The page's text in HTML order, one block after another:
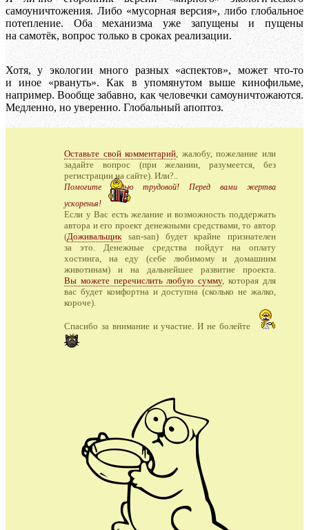
самоуничтожения. Либо «мусорная версия», либо глобальное
потепление. Оба механизма уже запущены и пущены
на самотёк, вопрос только в сроках реализации.
Хотя, у экологии много разных «аспектов», может что-то
и иное «рвануть». Как в упомянутом выше кинофильме,
например. Вообще забавно, как человечки самоуничтожаются.
Медленно, но уверенно. Глобальный апоптоз.
Оставьте свой комментарий, жалобу, пожелание или
задайте вопрос (при желании, разумеется, без
регистрации на сайте). Или?..
Помогите медью трудовой! Перед вами жертва
ускоренья!
Если у Вас есть желание и возможность поддержать
автора и его проект денежными средствами, то автор
(Доживальщикsan-san) будет крайне признателен
за это. Денежные средства пойдут на оплату
хостинга, на еду (себе любимому и домашним
животинам) и на дальнейшее развитие проекта.
Вы можете перечислить любую сумму, которая для
вас будет комфортна и доступна (сколько не жалко,
короче).
Спасибо за внимание и участие. И не болейте